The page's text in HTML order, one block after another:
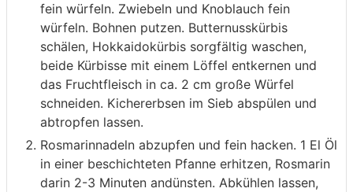
fein würfeln. Zwiebeln und Knoblauch fein
würfeln. Bohnen putzen. Butternusskürbis
schälen, Hokkaidokürbis sorgfältig waschen,
beide Kürbisse mit einem Löffel entkernen und
das Fruchtfleisch in ca. 2 cm große Würfel
schneiden. Kichererbsen im Sieb abspülen und
abtropfen lassen.
Rosmarinnadeln abzupfen und fein hacken. 1 El Öl
in einer beschichteten Pfanne erhitzen, Rosmarin
darin 2-3 Minuten andünsten. Abkühlen lassen,